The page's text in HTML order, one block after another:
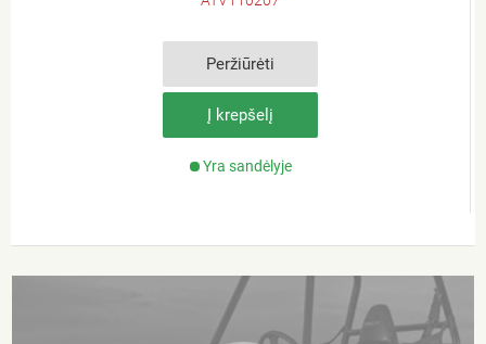
Peržiūrėti
Į krepšelį
Yra sandėlyje